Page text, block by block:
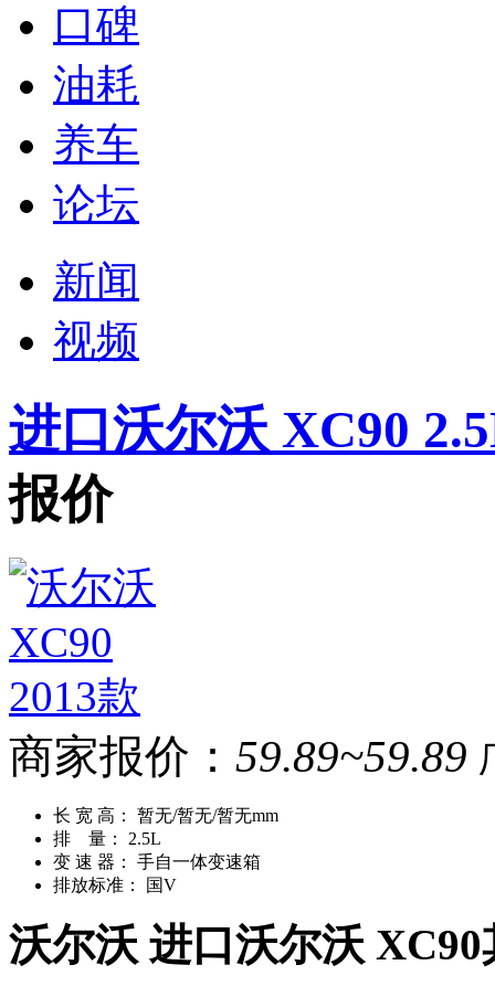
口碑
油耗
养车
论坛
新闻
视频
进口沃尔沃 XC90
报价
商家报价： 59.89~59.89
长 宽 高：
暂无/暂无/暂无mm
排 量：
2.5L
变 速 器：
手自一体变速箱
排放标准：
国V
沃尔沃 进口沃尔沃